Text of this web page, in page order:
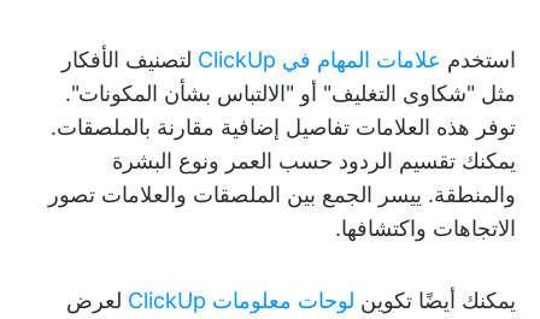
استخدم علامات المهام في ClickUp
لتصنيف الأفكار
مثل "شكاوى التغليف" أو "الالتباس بشأن المكونات".
توفر هذه العلامات تفاصيل إضافية مقارنة بالملصقات.
يمكنك تقسيم الردود حسب العمر ونوع البشرة
والمنطقة. ييسر الجمع بين الملصقات والعلامات تصور
الاتجاهات واكتشافها.
يمكنك أيضًا تكوين لوحات معلومات ClickUp
لعرض